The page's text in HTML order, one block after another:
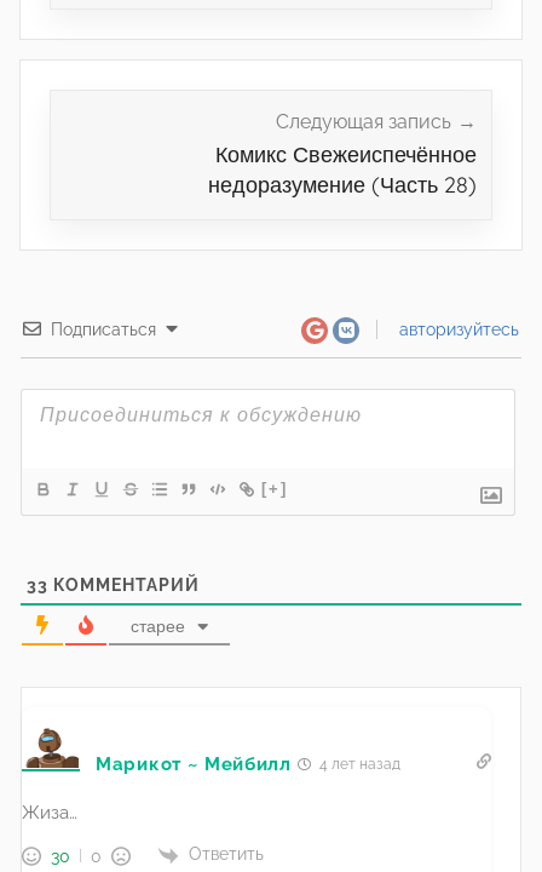
Следующая запись
Комикс Свежеиспечённое
недоразумение (Часть 28)
Подписаться авторизуйтесь
[+]
33 КОММЕНТАРИЙ
старее
Марикот ~ Мейбилл 4 лет назад
Жиза…
30 0 Ответить